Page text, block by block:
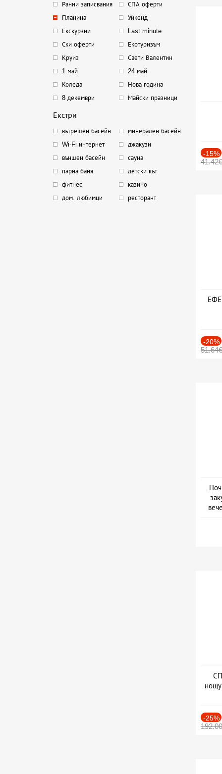
Ранни записвания
СПА оферти
Планина
Уикенд
Екскурзии
Last minute
Ски оферти
Екотуризъм
Круиз
Свети Валентин
1 май
24 май
Коледа
Нова година
8 декември
Майски празници
Екстри
вътрешен басейн
минерален басейн
Wi-Fi интернет
джакузи
външен басейн
сауна
парна баня
детски кът
фитнес
казино
дом. любимци
ресторант
-15%
41.42€
-20%
51.64€
-25%